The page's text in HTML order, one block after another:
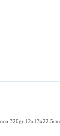
320gr 12x13x22.5cm